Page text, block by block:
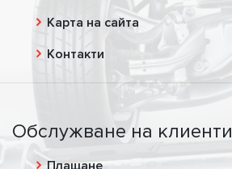
Карта на сайта
Контакти
Обслужване на клиенти
Плащане